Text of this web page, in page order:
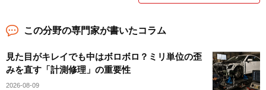
この分野の専門家が書いたコラム
見た目がキレイでも中はボロボロ？ミリ単位の歪
みを直す「計測修理」の重要性
2026-08-09